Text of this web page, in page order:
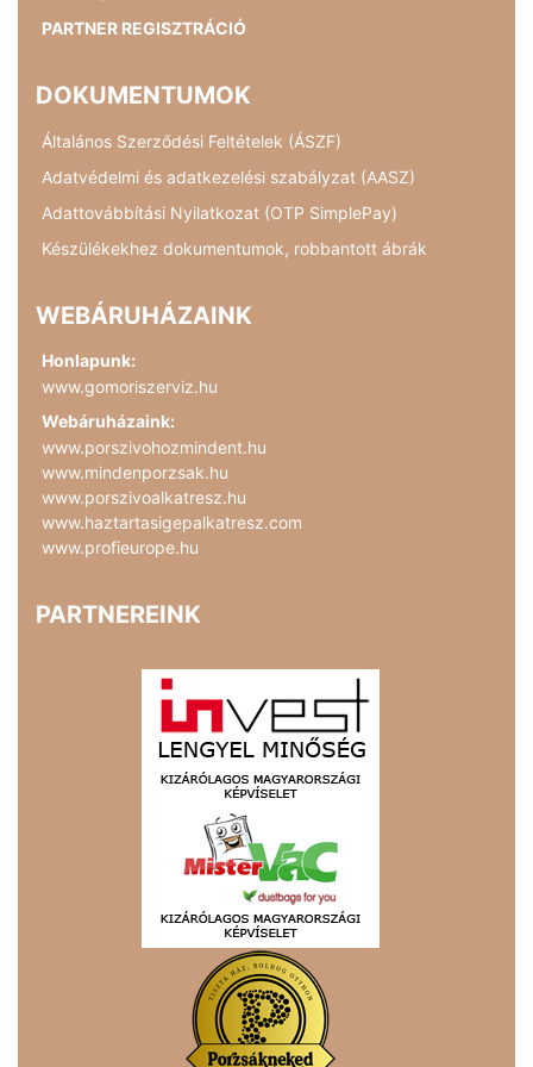
PARTNER REGISZTRÁCIÓ
DOKUMENTUMOK
Általános Szerződési Feltételek (ÁSZF)
Adatvédelmi és adatkezelési szabályzat (AASZ)
Adattovábbítási Nyilatkozat (OTP SimplePay)
Készülékekhez dokumentumok, robbantott ábrák
WEBÁRUHÁZAINK
Honlapunk:
www.gomoriszerviz.hu
Webáruházaink:
www.porszivohozmindent.hu
www.mindenporzsak.hu
www.porszivoalkatresz.hu
www.haztartasigepalkatresz.com
www.profieurope.hu
PARTNEREINK